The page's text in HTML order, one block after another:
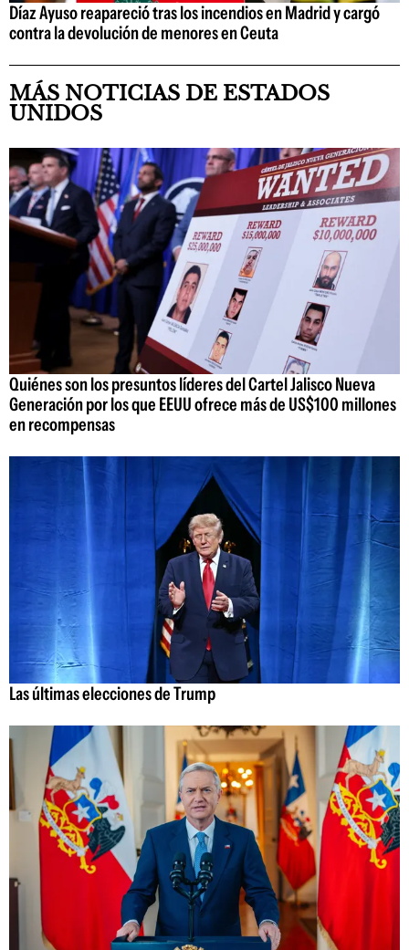
Díaz Ayuso reapareció tras los incendios en Madrid y cargó
contra la devolución de menores en Ceuta
MÁS NOTICIAS DE ESTADOS
UNIDOS
Quiénes son los presuntos líderes del Cartel Jalisco Nueva
Generación por los que EEUU ofrece más de US$100 millones
en recompensas
Las últimas elecciones de Trump